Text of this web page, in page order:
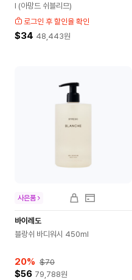
l (아망드 쉬블리므)
로그인 후 할인율 확인
$34 48,443원
바이레도
블랑쉬 바디워시 450ml
20% $70
$56 79,788원
사은품